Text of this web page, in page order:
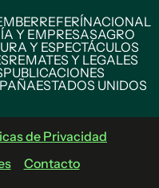
REFERÍNACIONAL
Y EMPRESASAGRO
Y ESPECTÁCULOS
REMATES Y LEGALES
PUBLICACIONES
ESTADOS UNIDOS
de Privacidad
Contacto